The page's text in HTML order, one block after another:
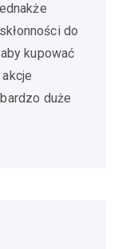
do
kupować
duże